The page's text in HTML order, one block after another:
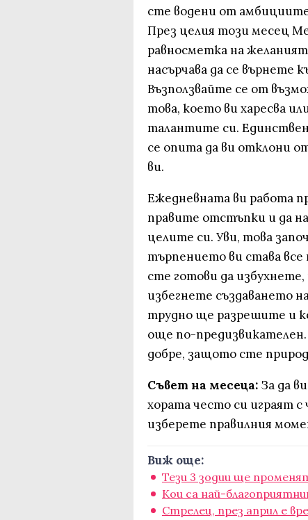
сте водени от
През целия този месец
равносметка на
насърчава да се върнете
Възползвайте се от
това, което ви харесва
талантите си.
се опита да ви отклони
ви.
Ежедневната ви работа
правите отстъпки и да
целите си. Уви, това
търпението ви става все
сте готови да
избегнете създаването
трудно ще разрешите и
още по-
добре, защото сте
Съвет на месеца: За да
хората често си играят
изберете правилния
Виж още:
Тези 3 зодии ще
Кои са най-
Стрелец, през април е